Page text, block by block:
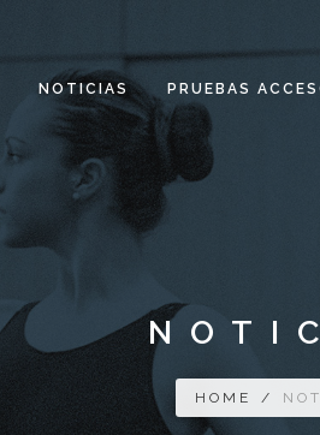
NOTICIAS PRUEBAS
HOME /